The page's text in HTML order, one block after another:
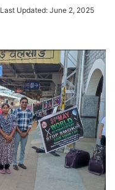
Last Updated: June 2, 2025